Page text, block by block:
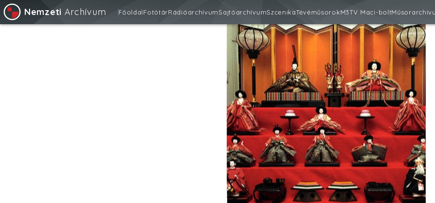
Nemzeti Archívum FőoldalFotótárRádióarchívumSajtóarchívumSzcenikaTévéműsorokM3TV Maci-bolt